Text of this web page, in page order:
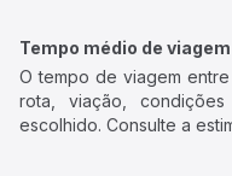
Tempo médio de viagem
O tempo de viagem
rota, viação,
escolhido. Consulte a